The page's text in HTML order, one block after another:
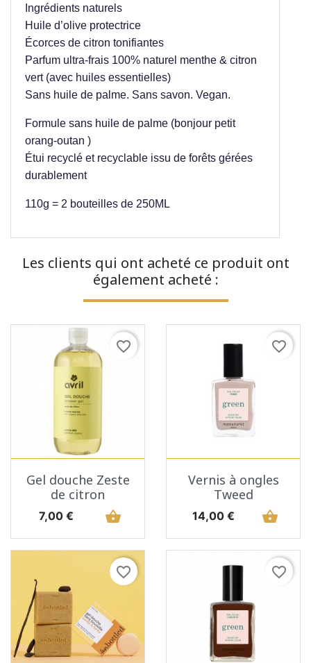
Ingrédients naturels
Huile d’olive protectrice
Écorces de citron tonifiantes
Parfum ultra-frais 100% naturel menthe & citron
vert (avec huiles essentielles)
Sans huile de palme. Sans savon. Vegan.
Formule sans huile de palme (bonjour petit
orang-outan )
Étui recyclé et recyclable issu de forêts gérées
durablement
110g = 2 bouteilles de 250ML
Les clients qui ont acheté ce produit ont
également acheté :
favorite_border
Gel douche Zeste
de citron
Prix
7,00 € shopping_basket
favorite_border
Vernis à ongles
Tweed
Prix
14,00 € shopping_basket
favorite_border favorite_border